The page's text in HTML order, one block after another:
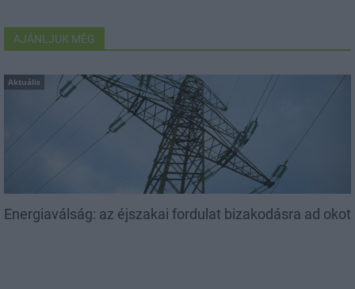
AJÁNLJUK MÉG
Aktuális
Energiaválság: az éjszakai fordulat bizakodásra ad okot